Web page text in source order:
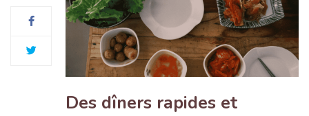
Des dîners rapides et